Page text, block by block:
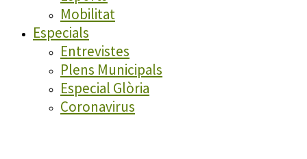
Mobilitat
Especials
Entrevistes
Plens Municipals
Especial Glòria
Coronavirus